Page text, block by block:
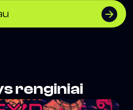
bet ir kokybiškai
kuri prisideda prie naujo Halės
miesto turgus gali tapti viena
renginiai